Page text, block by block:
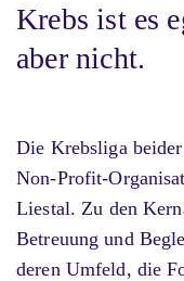
Krebs ist es
aber nicht.
Die Krebsliga
Non-Profit-
Liestal. Zu den
Betreuung und
deren Umfeld, die